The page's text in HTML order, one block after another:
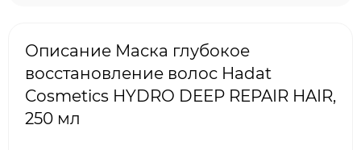
Описание Маска глубокое
восстановление волос Hadat
Cosmetics HYDRO DEEP REPAIR HAIR,
250 мл